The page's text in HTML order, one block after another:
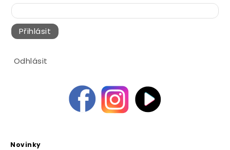
Přihlásit
Odhlásit
Novinky